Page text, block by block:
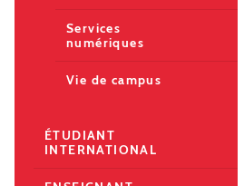
Services
numériques
Vie de campus
ÉTUDIANT
INTERNATIONAL